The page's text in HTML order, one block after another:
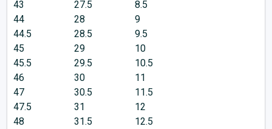
43
27.5
8.5
44
28
9
44.5
28.5
9.5
45
29
10
45.5
29.5
10.5
46
30
11
47
30.5
11.5
47.5
31
12
48
31.5
12.5